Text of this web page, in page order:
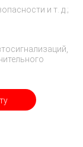
и т. д.;